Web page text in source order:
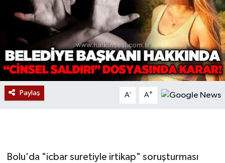
Paylaş A- A+
Bolu'da "icbar suretiyle irtikap" soruşturması
Düzce
Eğitim
Ekonomi
Genel